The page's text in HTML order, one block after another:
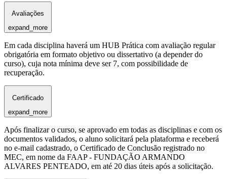
Avaliações
expand_more
Em cada disciplina haverá um HUB Prática com avaliação regular
obrigatória em formato objetivo ou dissertativo (a depender do
curso), cuja nota mínima deve ser 7, com possibilidade de
recuperação.
Certificado
expand_more
Após finalizar o curso, se aprovado em todas as disciplinas e com os
documentos validados, o aluno solicitará pela plataforma e receberá
no e-mail cadastrado, o Certificado de Conclusão registrado no
MEC, em nome da FAAP - FUNDAÇÃO ARMANDO
ALVARES PENTEADO, em até 20 dias úteis após a solicitação.